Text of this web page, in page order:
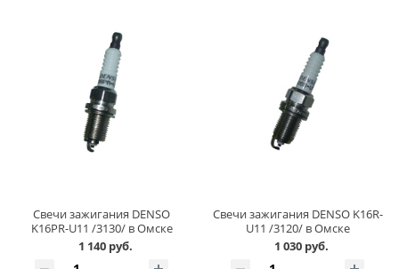
Свечи зажигания DENSO
K16PR-U11 /3130/ в Омске
1 140 руб.
Свечи зажигания DENSO K16R-
U11 /3120/ в Омске
1 030 руб.